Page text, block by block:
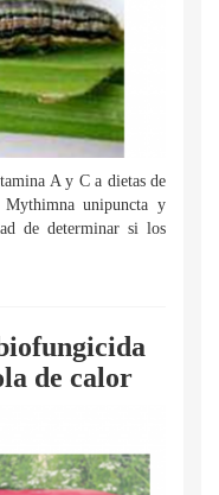
A y C a dietas de
Mythimna unipuncta y
de determinar si los
de calor